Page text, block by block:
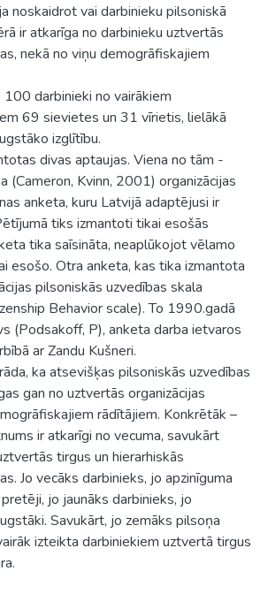
noskaidrot vai darbinieku pilsoniskā
ir atkarīga no darbinieku uztvertās
nekā no viņu demogrāfiskajiem
darbinieki no vairākiem
69 sievietes un 31 vīrietis, lielākā
izglītību.
divas aptaujas. Viena no tām -
(Cameron, Kvinn, 2001) organizācijas
anketa, kuru Latvijā adaptējusi ir
tiks izmantoti tikai esošās
tika saīsināta, neaplūkojot vēlamo
esošo. Otra anketa, kas tika izmantota
pilsoniskās uzvedības skala
Behavior scale). To 1990.gadā
(Podsakoff, P), anketa darba ietvaros
ar Zandu Kušneri.
ka atsevišķas pilsoniskās uzvedības
gan no uztvertās organizācijas
rādītājiem. Konkrētāk –
ir atkarīgi no vecuma, savukārt
tirgus un hierarhiskās
Jo vecāks darbinieks, jo apzinīguma
jo jaunāks darbinieks, jo
Savukārt, jo zemāks pilsoņa
izteikta darbiniekiem uztvertā tirgus